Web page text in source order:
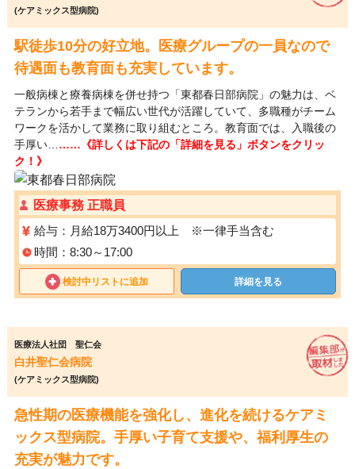
(ケアミックス型病院)
駅徒歩10分の好立地。医療グループの一員なので
待遇面も教育面も充実しています。
一般病棟と療養病棟を併せ持つ「東都春日部病院」の魅力は、ベ
テランから若手まで幅広い世代が活躍していて、多職種がチーム
ワークを活かして業務に取り組むところ。教育面では、入職後の
手厚い… ……《詳しくは下記の「詳細を見る」ボタンをクリッ
ク！》
医療事務 正職員
給与：月給18万3400円以上 ※一律手当含む
時間：8:30～17:00
検討中リストに追加 詳細を見る
医療法人社団 聖仁会
白井聖仁会病院
(ケアミックス型病院)
急性期の医療機能を強化し、進化を続けるケアミ
ックス型病院。手厚い子育て支援や、福利厚生の
充実が魅力です。